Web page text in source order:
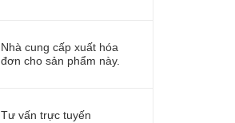
Nhà cung cấp xuất hóa
đơn cho sản phẩm này.
Tư vấn trực tuyến